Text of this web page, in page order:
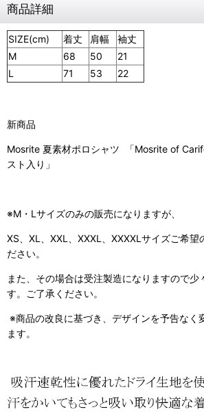
商品詳細
SIZE(cm) 着丈 肩幅
袖丈
M
68 50
21
L
71 53 22
新商品
Mosrite 夏素材ポロシャツ 「Mosrite of
スト入り」
※M・Lサイズのみの販売になりますが、
XS、XL、XXL、XXXL、XXXXLサイズご希望
ださい。
また、その場合は受注製造になりますので少
す。ご了承ください。
※商品の改良に基づき、デザインを予告なく
ます。